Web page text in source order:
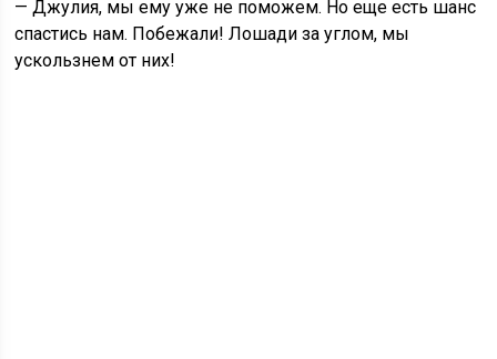
— Джулия, мы ему уже не поможем. Но еще есть шанс
спастись нам. Побежали! Лошади за углом, мы
ускользнем от них!